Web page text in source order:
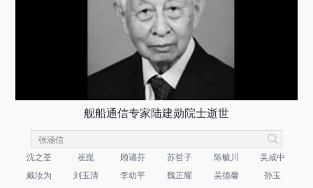
舰船通信专家陆建勋院士逝世
沈之荃 崔崑 顾诵芬 苏哲子 陈毓川
吴咸中
戴汝为
刘玉清 李幼平 魏正耀 吴德馨 孙玉